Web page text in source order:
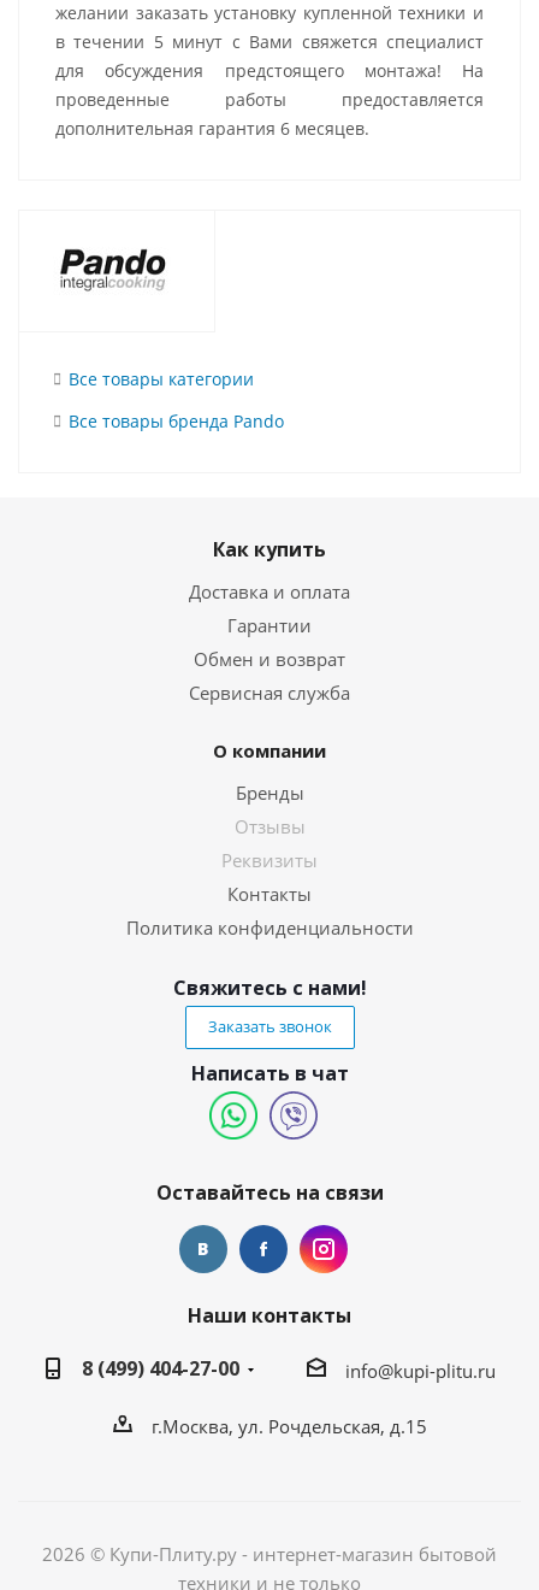
желании заказать установку купленной техники и
в течении 5 минут с Вами свяжется специалист
для обсуждения предстоящего монтажа! На
проведенные работы предоставляется
дополнительная гарантия 6 месяцев.
Все товары категории
Все товары бренда Pando
Как купить
Доставка и оплата
Гарантии
Обмен и возврат
Сервисная служба
О компании
Бренды
Отзывы
Реквизиты
Контакты
Политика конфиденциальности
Свяжитесь с нами!
Заказать звонок
Написать в чат
Оставайтесь на связи
Наши контакты
8 (499) 404-27-00
info@kupi-plitu.ru
г.Москва, ул. Рочдельская, д.15
2026 © Купи-Плиту.ру - интернет-магазин бытовой
техники и не только